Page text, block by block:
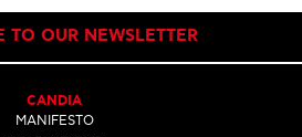
TO OUR NEWSLETTER
CANDIA
MANIFESTO